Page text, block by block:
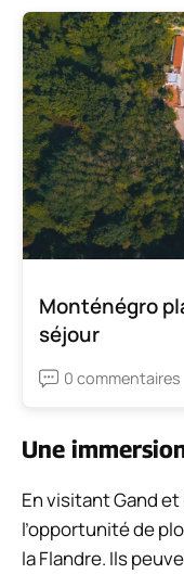
Monténégro
séjour
0 commentaires
Une
En visitant Gand
l’opportunité de
la Flandre. Ils